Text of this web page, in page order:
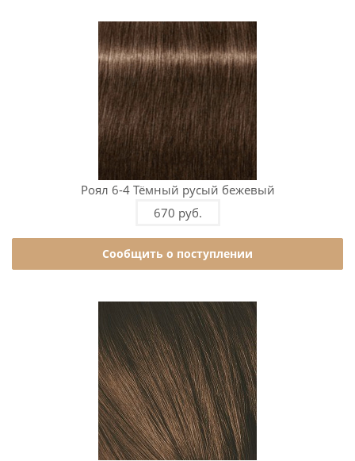
Роял 6-4 Тёмный русый бежевый
670 руб.
Сообщить о поступлении